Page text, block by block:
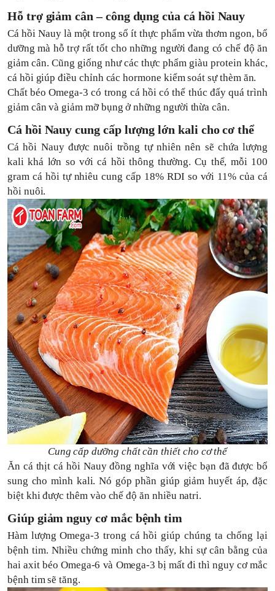
Hỗ trợ giảm cân – công dụng của cá hồi Nauy
Cá hồi Nauy là một trong số ít thực phẩm vừa thơm ngon, bổ
dưỡng mà hỗ trợ rất tốt cho những người đang có chế độ ăn
giảm cân. Cũng giống như các thực phẩm giàu protein khác,
cá hồi giúp điều chỉnh các hormone kiểm soát sự thèm ăn.
Chất béo Omega-3 có trong cá hồi có thể thúc đẩy quá trình
giảm cân và giảm mỡ bụng ở những người thừa cân.
Cá hồi Nauy cung cấp lượng lớn kali cho cơ thể
Cá hồi Nauy được nuôi trồng tự nhiên nên sẽ chứa lượng
kali khá lớn so với cá hồi thông thường. Cụ thể, mỗi 100
gram cá hồi tự nhiêu cung cấp 18% RDI so với 11% của cá
hồi nuôi.
Cung cấp dưỡng chất cần thiết cho cơ thể
Ăn cá thịt cá hồi Nauy đồng nghĩa với việc bạn đã được bổ
sung cho mình kali. Nó góp phần giúp giảm huyết áp, đặc
biệt khi được thêm vào chế độ ăn nhiều natri.
Giúp giảm nguy cơ mắc bệnh tim
Hàm lượng Omega-3 trong cá hồi giúp chúng ta chống lại
bệnh tim. Nhiều chứng minh cho thấy, khi sự cân bằng của
hai axit béo Omega-6 và Omega-3 bị mất đi thì nguy cơ mắc
bệnh tim sẽ tăng.